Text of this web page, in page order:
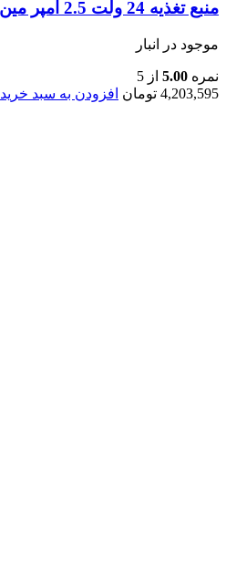
منبع تغذیه 24 ولت 2.5 آمپر مین ول مدل HDR-60-24
موجود در انبار
نمره 5.00 از 5
4,203,595 تومان افزودن به سبد خرید